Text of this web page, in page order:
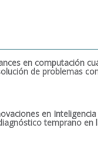
en computación
de problemas
en
temprano en